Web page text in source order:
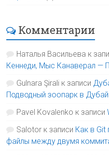
Комментарии
Наталья Васильева к
Кеннеди, Мыс Канаверал —
Gulnara Şirali к записи
Подводный зоопарк в
Pavel Kovalenko к записи
Salotor к записи Как в Git
файлы между двумя